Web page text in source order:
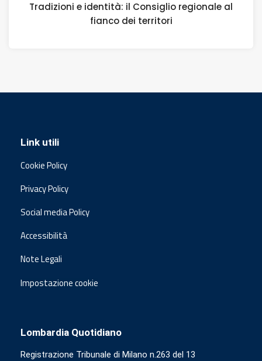
Tradizioni e identità: il Consiglio regionale al
fianco dei territori
Link utili
Cookie Policy
Privacy Policy
Social media Policy
Accessibilità
Note Legali
Impostazione cookie
Lombardia Quotidiano
Registrazione Tribunale di Milano n.263 del 13